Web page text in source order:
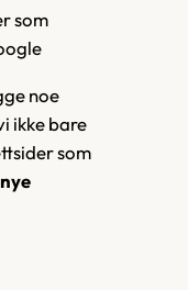
som
noe
ikke bare
som